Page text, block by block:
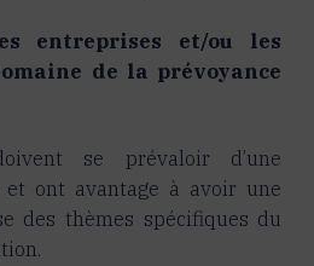
entreprises et/ou les
de la prévoyance
se prévaloir d’une
et ont avantage à avoir une
des thèmes spécifiques du